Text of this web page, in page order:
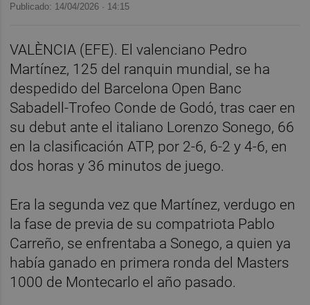
Publicado: 14/04/2026 · 14:15
VALÈNCIA (EFE). El valenciano Pedro
Martínez, 125 del ranquin mundial, se ha
despedido del Barcelona Open Banc
Sabadell-Trofeo Conde de Godó, tras caer en
su debut ante el italiano Lorenzo Sonego, 66
en la clasificación ATP, por 2-6, 6-2 y 4-6, en
dos horas y 36 minutos de juego.
Era la segunda vez que Martínez, verdugo en
la fase de previa de su compatriota Pablo
Carreño, se enfrentaba a Sonego, a quien ya
había ganado en primera ronda del Masters
1000 de Montecarlo el año pasado.